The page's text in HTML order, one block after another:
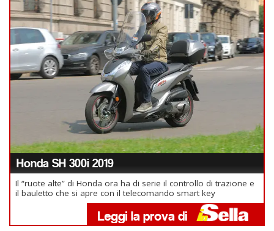
Honda SH 300i 2019
Il “ruote alte” di Honda ora ha di serie il controllo di trazione e
il bauletto che si apre con il telecomando smart key